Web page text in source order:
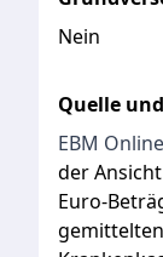
Nein
Quelle
EBM
der
Euro-